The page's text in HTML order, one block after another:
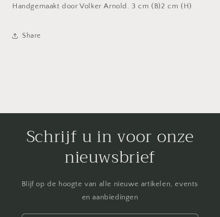
Handgemaakt door Volker Arnold. 3 cm (B)2 cm (H)
Share
Schrijf u in voor onze
nieuwsbrief
Blijf op de hoogte van alle nieuwe artikelen, events
en aanbiedingen